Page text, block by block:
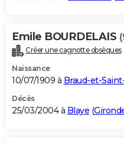
Emile BOURDELAIS
Créer une cagnotte obsèques
Naissance
10/07/1909 à Braud-et-
Décès
25/03/2004 à Blaye (